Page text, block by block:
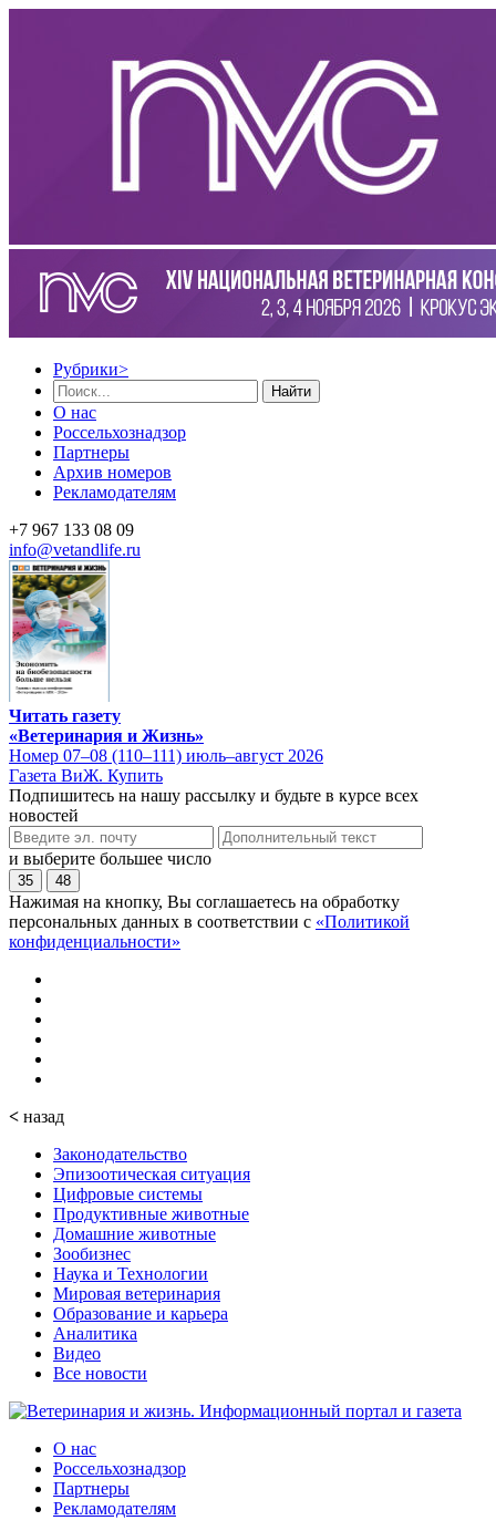
Рубрики>
Найти
О нас
Россельхознадзор
Партнеры
Архив номеров
Рекламодателям
+7 967 133 08 09
info@vetandlife.ru
Читать газету
«Ветеринария и Жизнь»
Номер 07–08 (110–111) июль–август 2026
Газета ВиЖ. Купить
Подпишитесь на нашу рассылку и будьте в курсе всех
новостей
и выберите большее число
35 48
Нажимая на кнопку, Вы соглашаетесь на обработку
персональных данных в соответствии с «Политикой
конфиденциальности»
< назад
Законодательство
Эпизоотическая ситуация
Цифровые системы
Продуктивные животные
Домашние животные
Зообизнес
Наука и Технологии
Мировая ветеринария
Образование и карьера
Аналитика
Видео
Все новости
О нас
Россельхознадзор
Партнеры
Рекламодателям